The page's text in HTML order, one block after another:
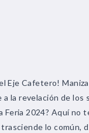
Eje Cafetero!
la revelación de
Feria 2024? Aquí
lo